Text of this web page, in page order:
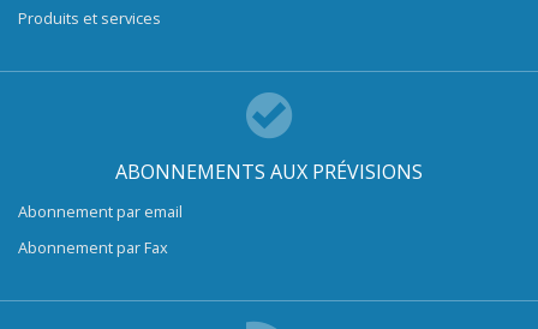
Produits et services
ABONNEMENTS AUX PRÉVISIONS
Abonnement par email
Abonnement par Fax